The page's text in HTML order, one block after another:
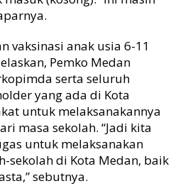
vaksinasi anak usia 6-11
Pemko Medan
serta seluruh
yang ada di Kota
untuk melaksanakannya
masa sekolah. “Jadi kita
untuk melaksanakan
sekolah di Kota Medan, baik
sebutnya.